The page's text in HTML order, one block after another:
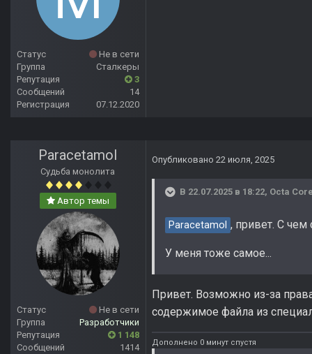
Статус
Не в сети
Группа
Сталкеры
Репутация
3
Сообщений
14
Регистрация
07.12.2020
Paracetamol
Судьба монолита
Автор темы
Статус
Не в сети
Группа
Разработчики
Репутация
1 148
Сообщений
1414
Опубликовано 22 июля, 2025
В 22.07.2025 в 18:22, Octa
Paracetamol , привет. С
У меня тоже самое...
Привет. Возможно из-за
содержимое файла из
Дополнено 0 минут спустя